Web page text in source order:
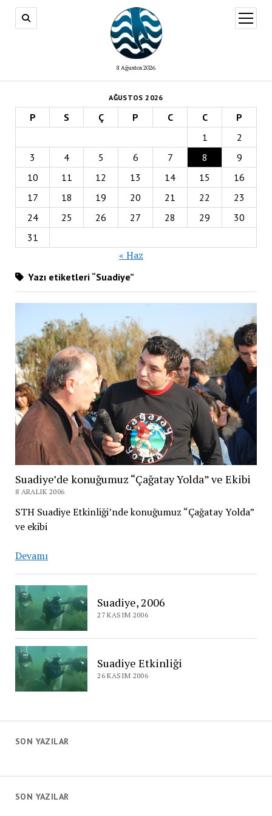
8 Ağustos 2026
aç
SON YAZILAR
AĞUSTOS 2026
P S Ç P C C
P
1
2
3
4 5 6 7 8
9
10
11 12 13 14 15
16
17
18 19 20 21 22
23
24
25 26 27 28 29
30
31
« Haz
Yazı etiketleri “Suadiye”
Suadiye’de konuğumuz “Çağatay Yolda” ve Ekibi
8 ARALIK 2006
STH Suadiye Etkinliği’nde konuğumuz “Çağatay Yolda”
ve ekibi
DevamıSuadiye’de
“Çağatay
Yolda”
ve
Ekibi
Suadiye, 2006
27 KASIM 2006
Suadiye Etkinliği
26 KASIM 2006
SON YAZILAR